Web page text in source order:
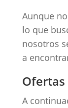
Aunque
lo que
nosotros
a
Ofertas
A